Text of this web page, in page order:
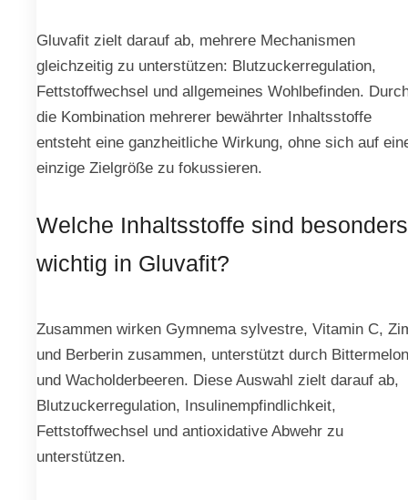
Gluvaﬁt zielt darauf ab, mehrere Mechanismen
gleichzeitig zu unterstützen: Blutzuckerregulation,
Fettstoffwechsel und allgemeines Wohlbefinden.
die Kombination mehrerer bewährter Inhaltsstoffe
entsteht eine ganzheitliche Wirkung, ohne sich auf
einzige Zielgröße zu fokussieren.
Welche Inhaltsstoffe sind besonders
wichtig in Gluvafit?
Zusammen wirken Gymnema sylvestre, Vitamin C,
und Berberin zusammen, unterstützt durch
und Wacholderbeeren. Diese Auswahl zielt darauf ab,
Blutzuckerregulation, Insulinempfindlichkeit,
Fettstoffwechsel und antioxidative Abwehr zu
unterstützen.